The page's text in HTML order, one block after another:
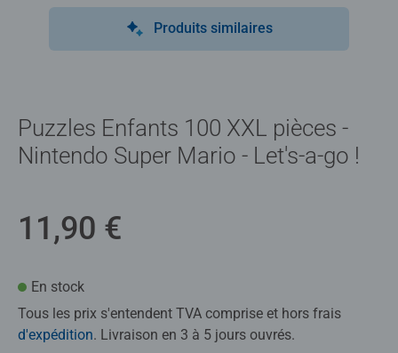
Produits similaires
Puzzles Enfants 100 XXL pièces -
Nintendo Super Mario - Let's-a-go !
11,90 €
En stock
Tous les prix s'entendent TVA comprise et hors frais
d'expédition. Livraison en 3 à 5 jours ouvrés.